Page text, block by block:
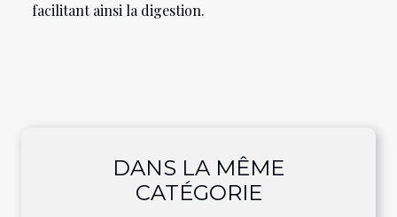
facilitant ainsi la digestion.
DANS LA MÊME
CATÉGORIE